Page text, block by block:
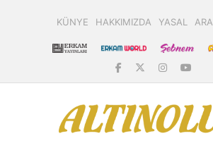
KÜNYE HAKKIMIZDA YASAL ARA